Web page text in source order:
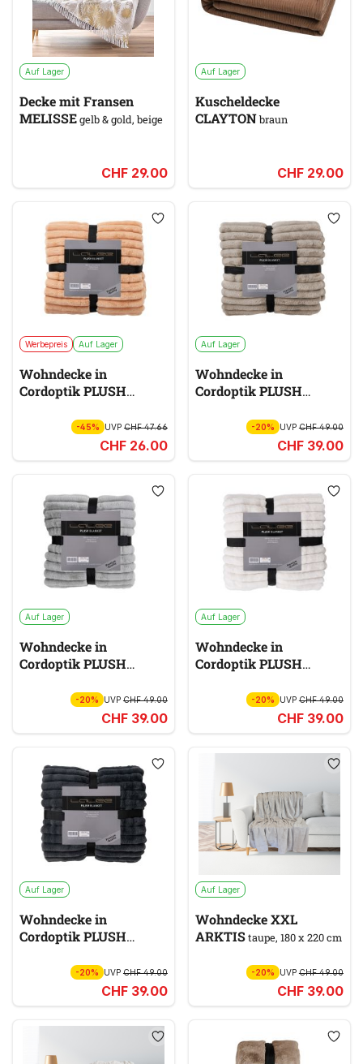
Auf Lager
Decke mit Fransen
MELISSEgelb & gold, beige
CHF 29.00
Auf Lager
Kuscheldecke
CLAYTONbraun
CHF 29.00
Werbepreis Auf Lager
Wohndecke in
Cordoptik PLUSH
-45% UVP CHF 47.66
CHF 26.00
Auf Lager
Wohndecke in
Cordoptik PLUSH
-20% UVPCHF 49.00
CHF 39.00
Auf Lager
Wohndecke in
Cordoptik PLUSH
-20% UVP CHF 49.00
CHF 39.00
Auf Lager
Wohndecke in
Cordoptik PLUSH
-20% UVPCHF 49.00
CHF 39.00
Auf Lager
Wohndecke in
Cordoptik PLUSH
-20% UVP CHF 49.00
CHF 39.00
Auf Lager
Wohndecke XXL
ARKTIStaupe, 180 x 220 cm
-20% UVPCHF 49.00
CHF 39.00